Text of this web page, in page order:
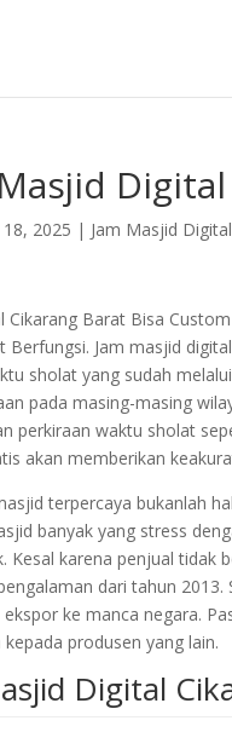
2025 | Jam Masjid Digital
Cikarang Barat Bisa
Berfungsi. Jam masjid
sholat yang sudah
pada masing-masing
perkiraan waktu sholat
akan memberikan
terpercaya bukanlah
banyak yang stress
Kesal karena penjual tidak
dari tahun
ke manca negara.
produsen yang lain.
Digital